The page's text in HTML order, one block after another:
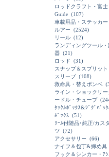
ロッドクラフト・富士
Guide (107)
車載用品・ステッカー
ルアー (2524)
リール (12)
ランディングツール・
器 (21)
ロッド (31)
スナップ＆スプリット
スリーブ (108)
救命具・替えボンベ
ライン・ショックリー
ードル・チューブ
ﾀｯｸﾙﾎﾞｯｸｽ&ｼﾞｸﾞﾊﾞｯ
ﾎﾞｯｸｽ (51)
ﾘｰﾙ付随品･純正/カス
ツ (72)
アクセサリー (66)
ナイフ＆包丁&締め具
フック＆シンカー・ｱｼ